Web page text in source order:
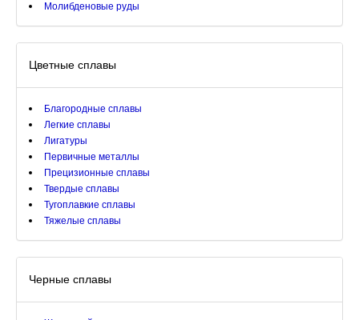
Молибденовые руды
Цветные сплавы
Благородные сплавы
Легкие сплавы
Лигатуры
Первичные металлы
Прецизионные сплавы
Твердые сплавы
Тугоплавкие сплавы
Тяжелые сплавы
Черные сплавы